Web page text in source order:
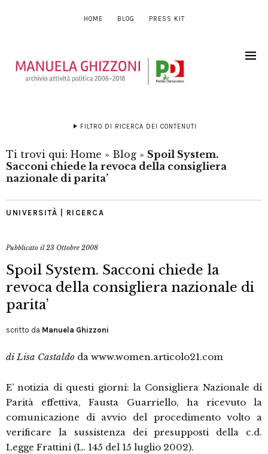
HOME BLOG PRESS KIT
FILTRO DI RICERCA DEI CONTENUTI
Ti trovi qui: Home » Blog » Spoil System.
Sacconi chiede la revoca della consigliera
nazionale di parita’
UNIVERSITÀ | RICERCA
Pubblicato il23 Ottobre 2008
Spoil System. Sacconi chiede la
revoca della consigliera nazionale di
parita’
scritto da Manuela Ghizzoni
di Lisa Castaldo da www.women.articolo21.com
E’ notizia di questi giorni: la Consigliera Nazionale di
Parità effettiva, Fausta Guarriello, ha ricevuto la
comunicazione di avvio del procedimento volto a
verificare la sussistenza dei presupposti della c.d.
Legge Frattini (L. 145 del 15 luglio 2002).